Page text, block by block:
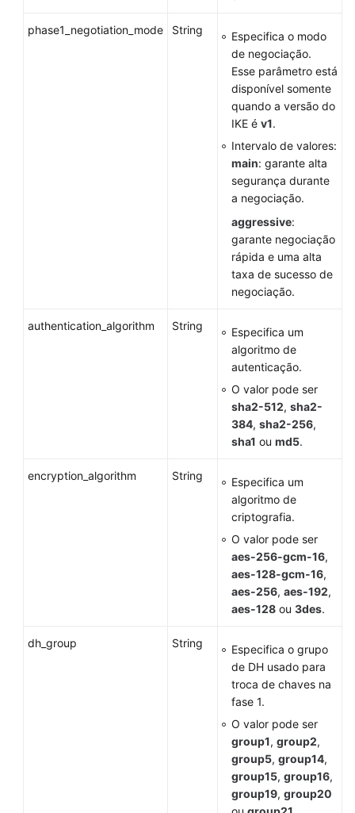
phase1_negotiation_mode String
Especifica o modo
de negociação.
Esse parâmetro está
disponível somente
quando a versão do
IKE é v1.
Intervalo de valores:
main: garante alta
segurança durante
a negociação.
aggressive:
garante negociação
rápida e uma alta
taxa de sucesso de
negociação.
authentication_algorithm String
Especifica um
algoritmo de
autenticação.
O valor pode ser
sha2-512, sha2-
384, sha2-256,
sha1 ou md5.
encryption_algorithm String
Especifica um
algoritmo de
criptografia.
O valor pode ser
aes-256-gcm-16,
aes-128-gcm-16,
aes-256, aes-192,
aes-128 ou 3des.
dh_group String
Especifica o grupo
de DH usado para
troca de chaves na
fase 1.
O valor pode ser
group1, group2,
group5, group14,
group15, group16,
group19, group20